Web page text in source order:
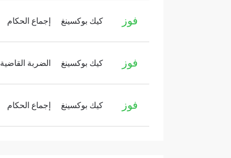
فوز كيك بوكسينغ إجماع الحكام
فوز كيك بوكسينغ الضربة القاضية
فوز كيك بوكسينغ إجماع الحكام